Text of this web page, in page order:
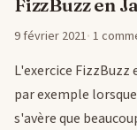
FizzBuzz en
9 février 2021 1
L'exercice
par exemple
s'avère que